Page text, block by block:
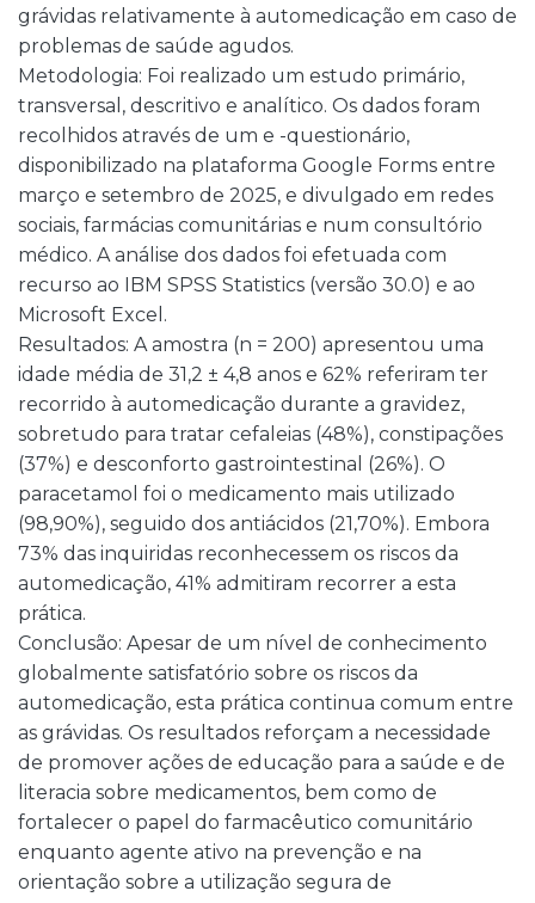
grávidas relativamente à automedicação em caso de
problemas de saúde agudos.
Metodologia: Foi realizado um estudo primário,
transversal, descritivo e analítico. Os dados foram
recolhidos através de um e -questionário,
disponibilizado na plataforma Google Forms entre
março e setembro de 2025, e divulgado em redes
sociais, farmácias comunitárias e num consultório
médico. A análise dos dados foi efetuada com
recurso ao IBM SPSS Statistics (versão 30.0) e ao
Microsoft Excel.
Resultados: A amostra (n = 200) apresentou uma
idade média de 31,2 ± 4,8 anos e 62% referiram ter
recorrido à automedicação durante a gravidez,
sobretudo para tratar cefaleias (48%), constipações
(37%) e desconforto gastrointestinal (26%). O
paracetamol foi o medicamento mais utilizado
(98,90%), seguido dos antiácidos (21,70%). Embora
73% das inquiridas reconhecessem os riscos da
automedicação, 41% admitiram recorrer a esta
prática.
Conclusão: Apesar de um nível de conhecimento
globalmente satisfatório sobre os riscos da
automedicação, esta prática continua comum entre
as grávidas. Os resultados reforçam a necessidade
de promover ações de educação para a saúde e de
literacia sobre medicamentos, bem como de
fortalecer o papel do farmacêutico comunitário
enquanto agente ativo na prevenção e na
orientação sobre a utilização segura de